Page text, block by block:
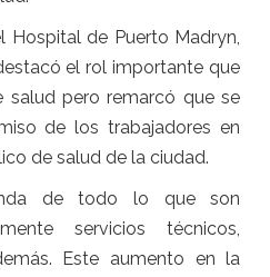
Hospital de Puerto Madryn,
el rol importante que
pero remarcó que se
de los trabajadores en
de salud de la ciudad.
de todo lo que son
servicios técnicos,
Este aumento en la